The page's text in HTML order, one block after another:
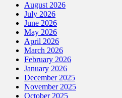
August 2026
July 2026
June 2026
May 2026
April 2026
March 2026
February 2026
January 2026
December 2025
November 2025
October 2025